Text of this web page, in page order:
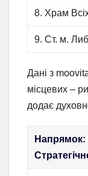
8. Храм
9. Ст. м.
Дані з
місцевих –
додає
Напрямок: